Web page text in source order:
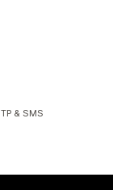
& SMS